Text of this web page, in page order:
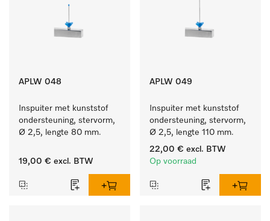
APLW 048
Inspuiter met kunststof
ondersteuning, stervorm,
Ø 2,5, lengte 80 mm.
19,00 € excl. BTW
APLW 049
Inspuiter met kunststof
ondersteuning, stervorm,
Ø 2,5, lengte 110 mm.
22,00 € excl. BTW
Op voorraad